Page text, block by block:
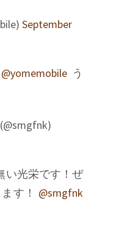
September
@yomemobileう
い光栄です！ぜ
す！ @smgfnk